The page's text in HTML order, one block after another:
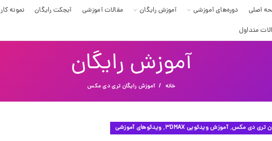
اصلی دوره‌های آموزشی آموزش رایگان مقالات آموزشی آبجکت رایگان نمونه
متداول
آموزش رایگان
خانه آموزش رایگان تری دی مکس
تری دی مکس,آموزش ویدئویی 3DMAX , ویدئوهای آموزشی